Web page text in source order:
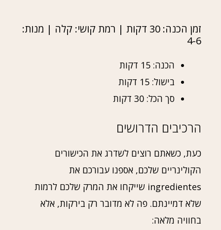
זמן הכנה: 30 דקות | רמת קושי: קלה | מנות:
4-6
הכנה: 15 דקות
בישול: 15 דקות
סך הכל: 30 דקות
הרכיבים הדרושים
כעת, כשאתם רוצים לשדרג את הכישורים
הקולינריים שלכם, אספנו עבורכם את
ingredientes שייקחו את המרק שלכם לרמות
שלא דמיינתם. פה לא מדובר רק בירקות, אלא
בחוויה מלאה: